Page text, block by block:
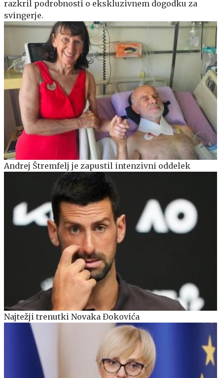
razkril podrobnosti o ekskluzivnem dogodku za
svingerje.
Andrej Štremfelj je zapustil intenzivni oddelek
Najtežji trenutki Novaka Đokovića